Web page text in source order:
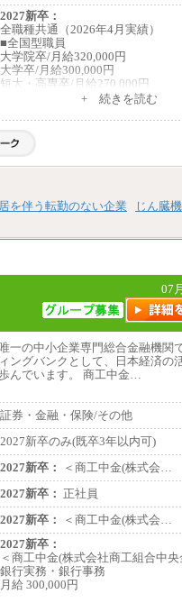
2027新卒：
全職種共通（2026年4月実績）
■全国型職員
大学院卒/月給320,000円
大学卒/月給300,000円
短大・高専卒/月給270,000円
大学院卒/月給256,000円～
大学卒/月給240,000円～270,000円
短大・高専卒/月給216,000円～
大学卒/月給219,000円～246,000円
との生計費などの地域差指数を勘
全職種共通
226,600円～390,100円（勤務地域
なります）
・ご経験やスキルを考慮し、選考
いたします。
+ 続きを読む
を伴う転勤のない企業
じん臓
07
一の中小企業専門総合金融機関
ングバンクとして、日本経済の
んでいます。 商工中金…
証券・金融・保険/その他
2027新卒のみ(既卒3年以内可)
2027新卒：
＜商工中金(株式会…
2027新卒： 正社員
2027新卒：
＜商工中金(株式会…
2027新卒：
＜商工中金(株式会社商工組合中
銀行実務・銀行事務
月給 300,000円